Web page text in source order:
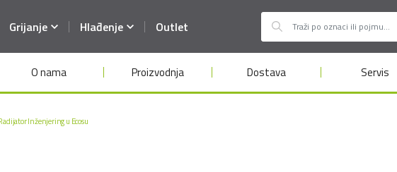
Grijanje Hlađenje Outlet
O nama Proizvodnja Dostava Servis
Inženjering u Ecosu